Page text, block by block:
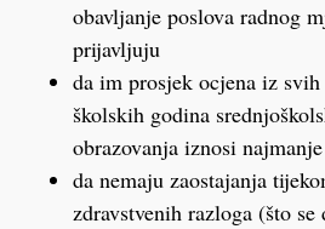
obavljanje poslova radnog
prijavljuju
da im prosjek ocjena iz
školskih godina
obrazovanja iznosi
da nemaju zaostajanja
zdravstvenih razloga (što se